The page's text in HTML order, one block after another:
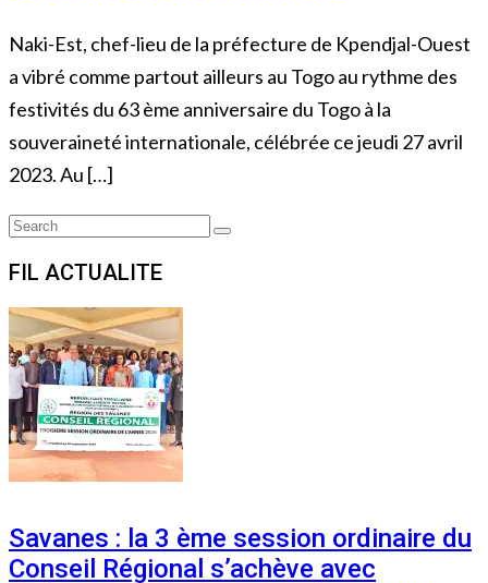
Naki-Est, chef-lieu de la préfecture de Kpendjal-Ouest
a vibré comme partout ailleurs au Togo au rythme des
festivités du 63 ème anniversaire du Togo à la
souveraineté internationale, célébrée ce jeudi 27 avril
2023. Au […]
Search
Search
FIL ACTUALITE
Savanes : la 3 ème session ordinaire du
Conseil Régional s’achève avec